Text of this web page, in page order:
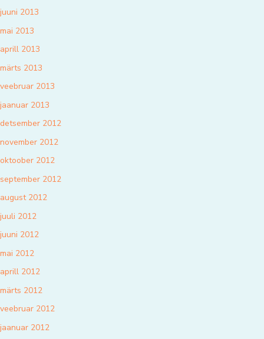
juuni 2013
mai 2013
aprill 2013
märts 2013
veebruar 2013
jaanuar 2013
detsember 2012
november 2012
oktoober 2012
september 2012
august 2012
juuli 2012
juuni 2012
mai 2012
aprill 2012
märts 2012
veebruar 2012
jaanuar 2012